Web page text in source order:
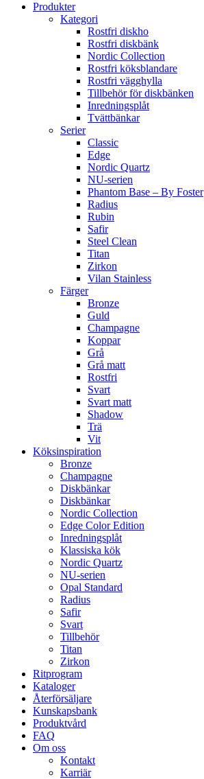
Produkter
Kategori
Rostfri diskho
Rostfri diskbänk
Nordic Collection
Rostfri köksblandare
Rostfri vägghylla
Tillbehör för diskbänken
Inredningsplåt
Tvättbänkar
Serier
Classic
Edge
Nordic Quartz
NU-serien
Phantom Base – By Foster
Radius
Rubin
Safir
Steel Clean
Titan
Zirkon
Vilan Stainless
Färger
Bronze
Guld
Champagne
Koppar
Grå
Grå matt
Rostfri
Svart
Svart matt
Shadow
Trä
Vit
Köksinspiration
Bronze
Champagne
Diskbänkar
Diskbänkar
Nordic Collection
Edge Color Edition
Inredningsplåt
Klassiska kök
Nordic Quartz
NU-serien
Opal Standard
Radius
Safir
Svart
Tillbehör
Titan
Zirkon
Ritprogram
Kataloger
Återförsäljare
Kunskapsbank
Produktvård
FAQ
Om oss
Kontakt
Karriär